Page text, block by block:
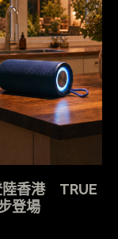
陸香港 TRUE
登場